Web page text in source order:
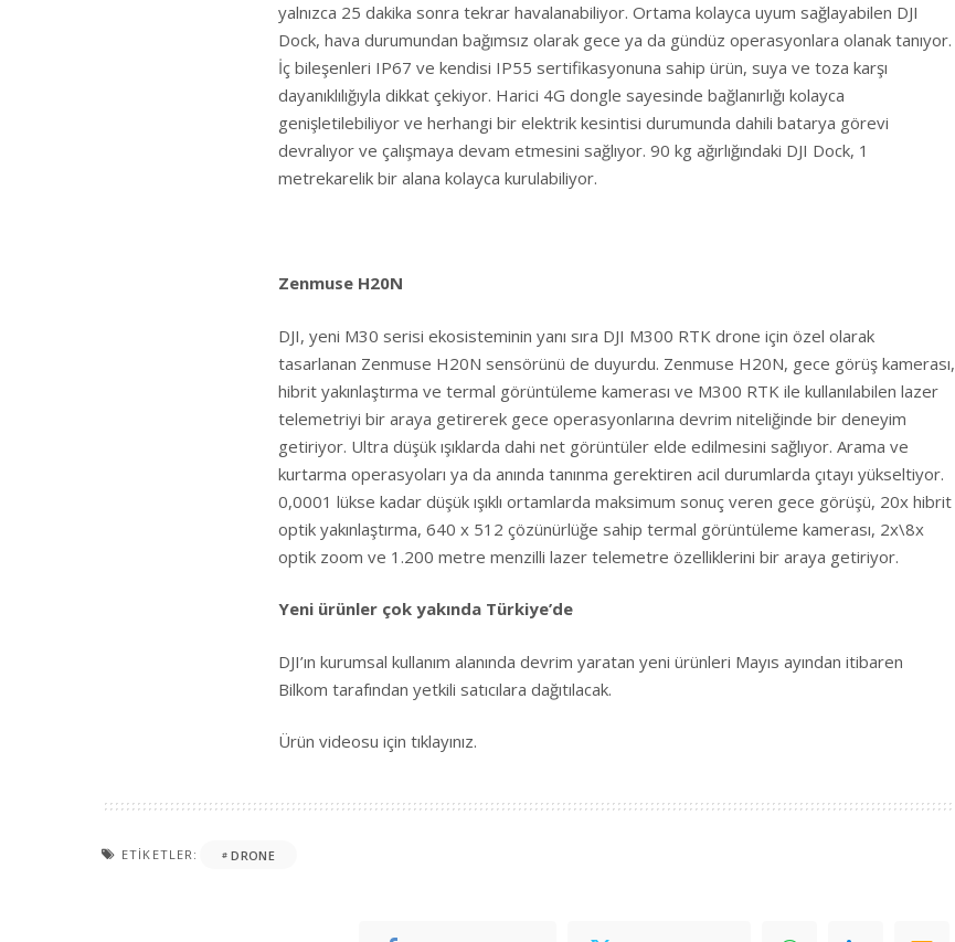
yalnızca 25 dakika sonra tekrar havalanabiliyor. Ortama kolayca uyum sağlayabilen DJI
Dock, hava durumundan bağımsız olarak gece ya da gündüz operasyonlara olanak tanıyor.
İç bileşenleri IP67 ve kendisi IP55 sertifikasyonuna sahip ürün, suya ve toza karşı
dayanıklılığıyla dikkat çekiyor. Harici 4G dongle sayesinde bağlanırlığı kolayca
genişletilebiliyor ve herhangi bir elektrik kesintisi durumunda dahili batarya görevi
devralıyor ve çalışmaya devam etmesini sağlıyor. 90 kg ağırlığındaki DJI Dock, 1
metrekarelik bir alana kolayca kurulabiliyor.
Zenmuse H20N
DJI, yeni M30 serisi ekosisteminin yanı sıra DJI M300 RTK drone için özel olarak
tasarlanan Zenmuse H20N sensörünü de duyurdu. Zenmuse H20N, gece görüş kamerası,
hibrit yakınlaştırma ve termal görüntüleme kamerası ve M300 RTK ile kullanılabilen lazer
telemetriyi bir araya getirerek gece operasyonlarına devrim niteliğinde bir deneyim
getiriyor. Ultra düşük ışıklarda dahi net görüntüler elde edilmesini sağlıyor. Arama ve
kurtarma operasyoları ya da anında tanınma gerektiren acil durumlarda çıtayı yükseltiyor.
0,0001 lükse kadar düşük ışıklı ortamlarda maksimum sonuç veren gece görüşü, 20x hibrit
optik yakınlaştırma, 640 x 512 çözünürlüğe sahip termal görüntüleme kamerası, 2x\8x
optik zoom ve 1.200 metre menzilli lazer telemetre özelliklerini bir araya getiriyor.
Yeni ürünler çok yakında Türkiye’de
DJI’ın kurumsal kullanım alanında devrim yaratan yeni ürünleri Mayıs ayından itibaren
Bilkom tarafından yetkili satıcılara dağıtılacak.
Ürün videosu için tıklayınız.
ETIKETLER: DRONE